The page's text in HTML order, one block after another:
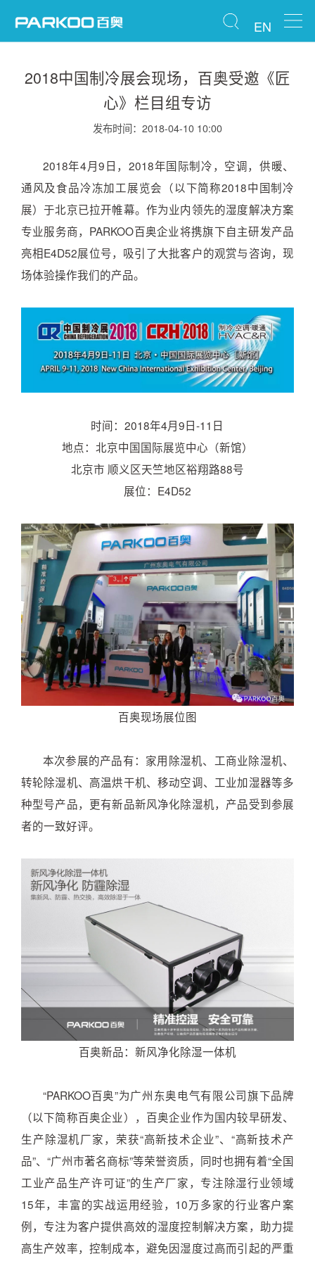
EN
2018中国制冷展会现场，百奥受邀《匠
心》栏目组专访
发布时间：2018-04-10 10:00
2018年4月9日，2018年国际制冷，空调，供暖、
通风及食品冷冻加工展览会（以下简称2018中国制冷
展）于北京已拉开帷幕。作为业内领先的湿度解决方案
专业服务商，PARKOO百奥企业将携旗下自主研发产品
亮相E4D52展位号，吸引了大批客户的观赏与咨询，现
场体验操作我们的产品。
时间：2018年4月9日-11日
地点：北京中国国际展览中心（新馆）
北京市 顺义区天竺地区裕翔路88号
展位：E4D52
百奥现场展位图
本次参展的产品有：家用除湿机、工商业除湿机、
转轮除湿机、高温烘干机、移动空调、工业加湿器等多
种型号产品，更有新品新风净化除湿机，产品受到参展
者的一致好评。
百奥新品：新风净化除湿一体机
“PARKOO百奥”为广州东奥电气有限公司旗下品牌
（以下简称百奥企业），百奥企业作为国内较早研发、
生产除湿机厂家，荣获“高新技术企业”、“高新技术产
品”、“广州市著名商标”等荣誉资质，同时也拥有着“全国
工业产品生产许可证”的生产厂家，专注除湿行业领域
15年，丰富的实战运用经验，10万多家的行业客户案
例，专注为客户提供高效的湿度控制解决方案，助力提
高生产效率，控制成本，避免因湿度过高而引起的严重